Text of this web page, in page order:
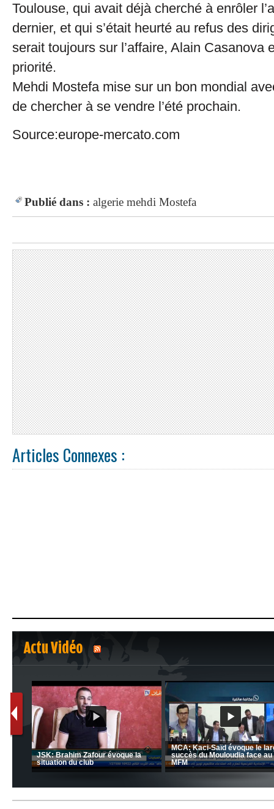
Toulouse, qui avait déjà cherché à enrôler
dernier, et qui s’était heurté au refus des
serait toujours sur l’affaire, Alain Casanova
priorité.
Mehdi Mostefa mise sur un bon mondial
de chercher à se vendre l’été prochain.
Source:europe-mercato.com
Publié dans : algerie mehdi Mostefa
Articles Connexes :
Actu Vidéo
1 2
MCA: Kaci-Saïd évoque le
succès du Mouloudia face
MFM
JSK: Brahim Zafour évoque la
situation du club